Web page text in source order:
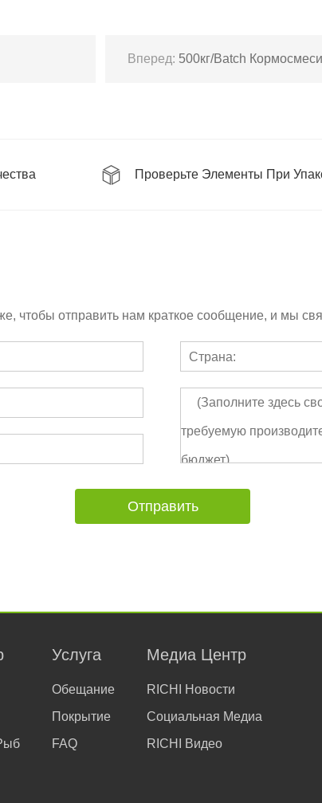
Вперед: 500кг/Batch
Проверьте Элементы При
чтобы отправить нам краткое сообщение, и мы
Услуга
Обещание
Покрытие
FAQ
Медиа Центр
RICHI Новости
Социальная Медиа
RICHI Видео